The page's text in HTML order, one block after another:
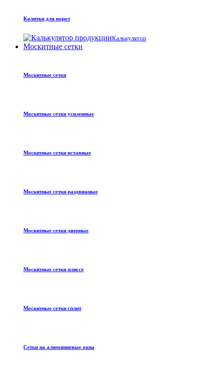
Калитки для ворот
Калькулятор
Москитные сетки
Москитные сетки
Москитные сетки усиленные
Москитные сетки вставные
Москитные сетки раздвижные
Москитные сетки дверные
Москитные сетки плиссе
Москитные сетки сплит
Сетки на алюминиевые окна